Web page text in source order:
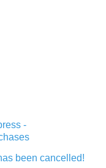
-
been cancelled!